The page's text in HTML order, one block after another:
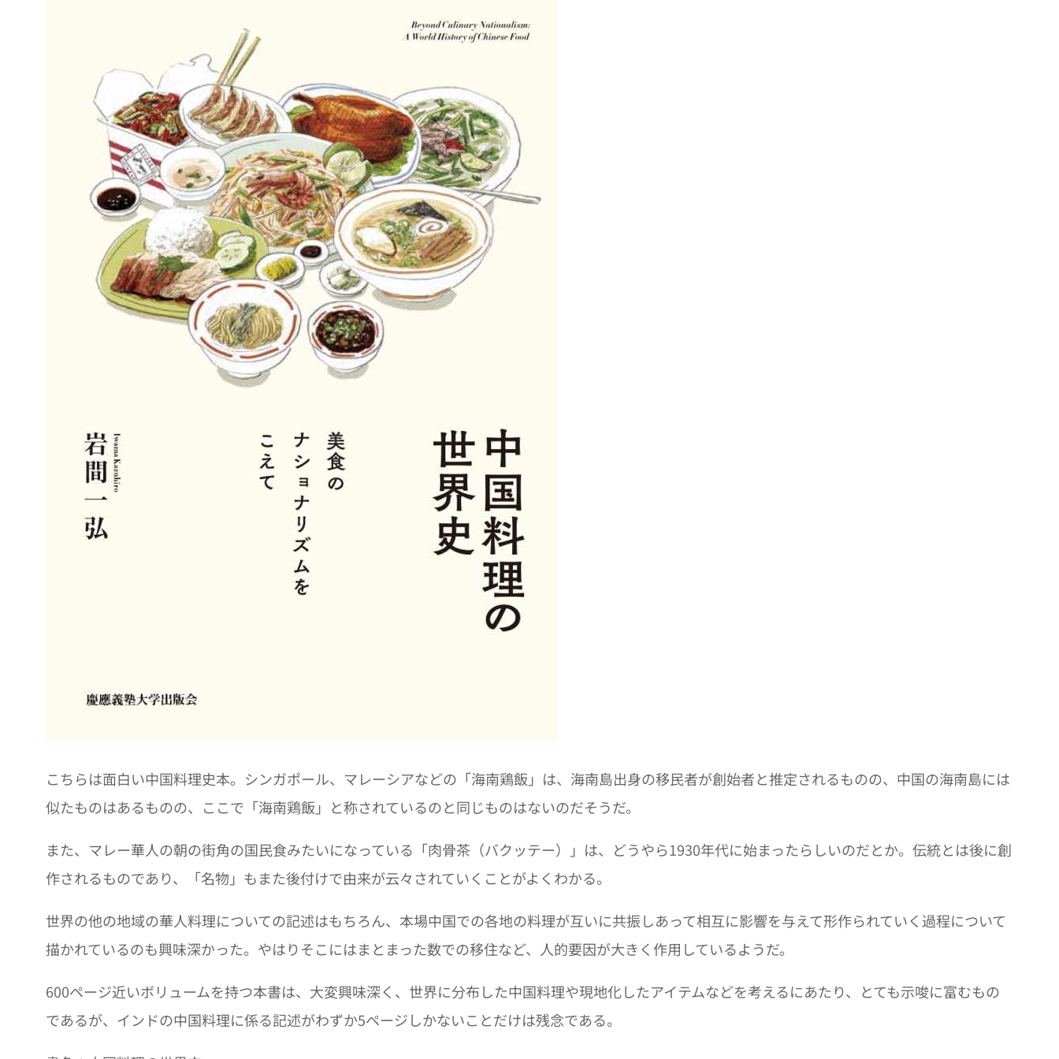
こちらは面白い中国料理史本。シンガポール、マレーシアなどの「海南鶏飯」は、海南島出身の移民者が創始者と推定されるものの、中国の海南島には
似たものはあるものの、ここで「海南鶏飯」と称されているのと同じものはないのだそうだ。
また、マレー華人の朝の街角の国民食みたいになっている「肉骨茶（バクッテー）」は、どうやら1930年代に始まったらしいのだとか。伝統とは後に創
作されるものであり、「名物」もまた後付けで由来が云々されていくことがよくわかる。
世界の他の地域の華人料理についての記述はもちろん、本場中国での各地の料理が互いに共振しあって相互に影響を与えて形作られていく過程について
描かれているのも興味深かった。やはりそこにはまとまった数での移住など、人的要因が大きく作用しているようだ。
600ページ近いボリュームを持つ本書は、大変興味深く、世界に分布した中国料理や現地化したアイテムなどを考えるにあたり、とても示唆に富むもの
であるが、インドの中国料理に係る記述がわずか5ページしかないことだけは残念である。